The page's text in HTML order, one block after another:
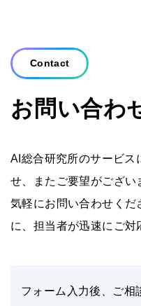
Contact
お問い合わ
AI総合研究所のサービス
せ、またご要望がござい
気軽にお問い合わせくだ
に、担当者が迅速にご対
フォーム入力後、ご相